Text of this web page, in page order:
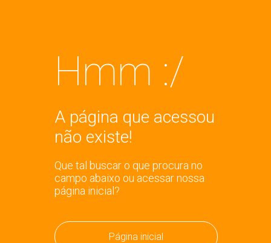
Hmm :/
A página que acessou
não existe!
Que tal buscar o que procura no
campo abaixo ou acessar nossa
página inicial?
Página inicial